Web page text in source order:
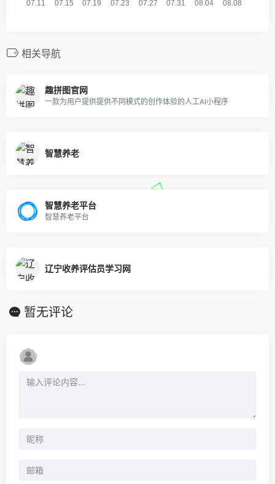
相关导航
趣拼图官网
一款为用户提供提供不同模式的创作体验的人工AI小程序
智慧养老
智慧养老平台
智慧养老平台
辽宁收养评估员学习网
暂无评论